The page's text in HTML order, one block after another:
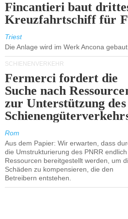
Fincantieri baut
Kreuzfahrtschiff für
Triest
Die Anlage wird im Werk Ancona
SCHIENENVERKEHR
Fermerci fordert die
Suche nach
zur Unterstützung des
Rom
Aus dem Papier: Wir erwarten, dass
die Umstrukturierung des PNRR endlich
Ressourcen bereitgestellt werden, um
Schäden zu kompensieren, die den
Betreibern entstehen.